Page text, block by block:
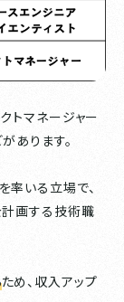
トマネージャー
あります。
率いる立場で、
画する技術職
ため、収入アップ